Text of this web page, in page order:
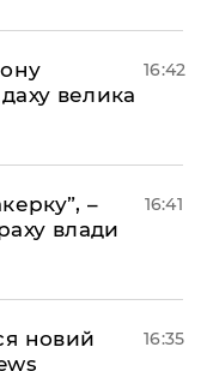
велика
16:42
–
влади
16:41
новий
16:35